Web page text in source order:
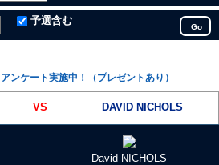
予選含む
Go
ンケート実施中！（プレゼントあり）
VS DAVID NICHOLS
David NICHOLS